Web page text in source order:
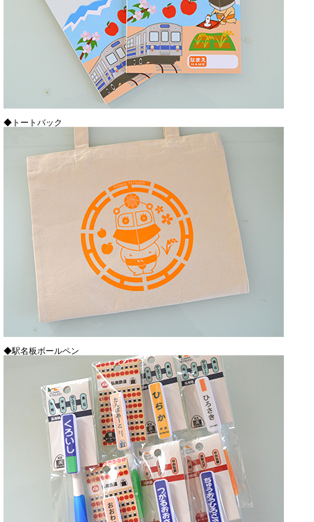
◆トートバック
◆駅名板ボールペン